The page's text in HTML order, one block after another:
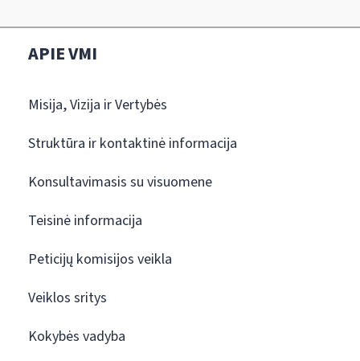
APIE VMI
Misija, Vizija ir Vertybės
Struktūra ir kontaktinė informacija
Konsultavimasis su visuomene
Teisinė informacija
Peticijų komisijos veikla
Veiklos sritys
Kokybės vadyba